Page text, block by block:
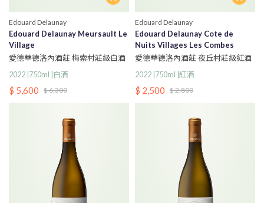
Edouard Delaunay
Edouard Delaunay Meursault Le
Village
愛德華德洛內酒莊 梅索村莊級白酒
2022 |750ml |白酒
$ 5,600 $ 6,300
Edouard Delaunay
Edouard Delaunay Cote de
Nuits Villages Les Combes
愛德華德洛內酒莊 夜丘村莊級紅酒
2022 |750ml |紅酒
$ 2,500 $ 2,800